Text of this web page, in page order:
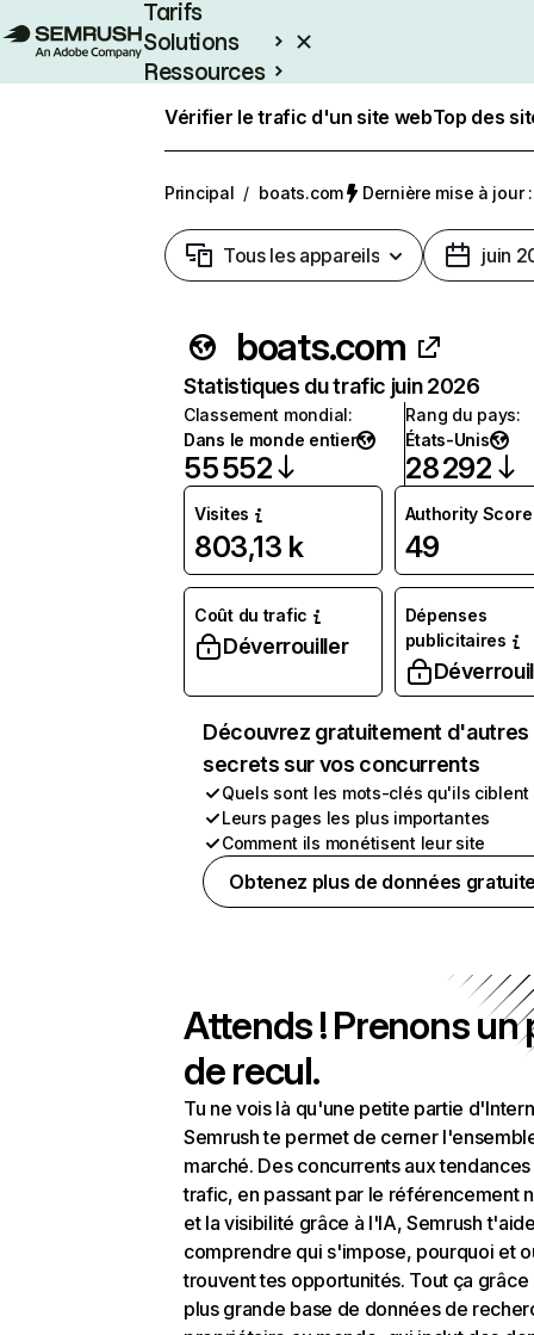
Tarifs
Solutions
Ressources
Vérifier le trafic d'un site webTop des
Principal / boats.com Dernière mise à jour
Tous les appareils juin
boats.com
Statistiques du trafic juin 2026
Classement mondial:
Dans le monde entier
55 552
Rang du pays:
États-Unis
28 292
Visites
803,13 k
Authority Score
49
Coût du trafic
Déverrouiller
Dépenses
publicitaires
Découvrez gratuitement d'autres
secrets sur vos concurrents
Quels sont les mots-clés qu'ils ciblent
Leurs pages les plus importantes
Comment ils monétisent leur site
Obtenez plus de données
Attends ! Prenons un
de recul.
Tu ne vois là qu'une petite partie
Semrush te permet de cerner
marché. Des concurrents aux
trafic, en passant par le référencement
et la visibilité grâce à l'IA, Semrush
comprendre qui s'impose, pourquoi et
trouvent tes opportunités. Tout ça grâce
plus grande base de données de